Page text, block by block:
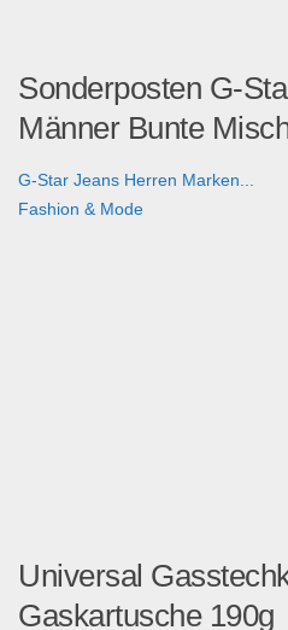
Sonderposten G-
Männer Bunte
G-Star Jeans Herren Marken...
Fashion & Mode
Universal
Gaskartusche 190g